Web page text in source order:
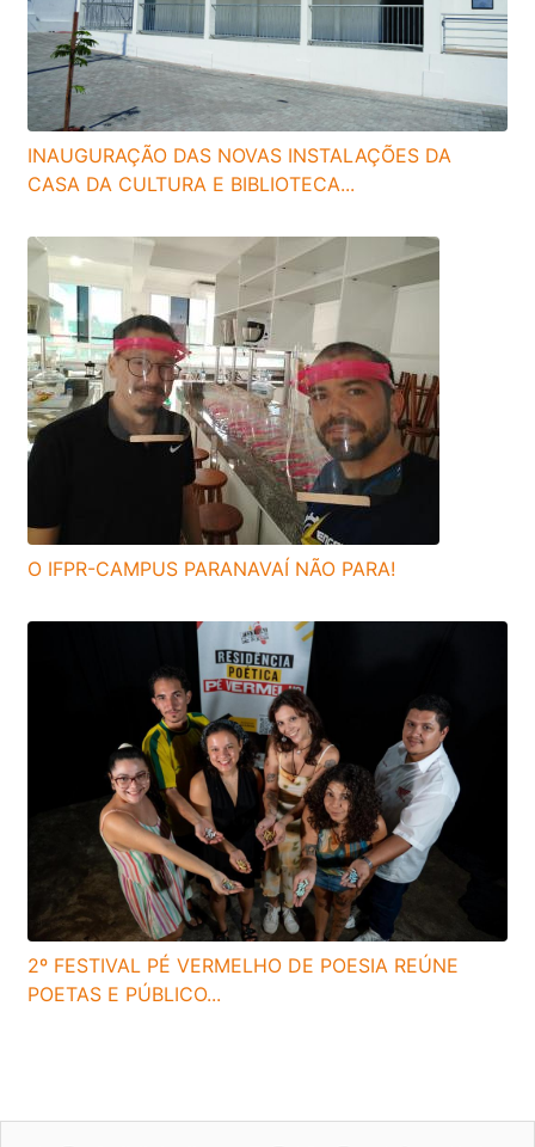
INAUGURAÇÃO DAS NOVAS INSTALAÇÕES DA
CASA DA CULTURA E BIBLIOTECA...
O IFPR-CAMPUS PARANAVAÍ NÃO PARA!
2º FESTIVAL PÉ VERMELHO DE POESIA REÚNE
POETAS E PÚBLICO...